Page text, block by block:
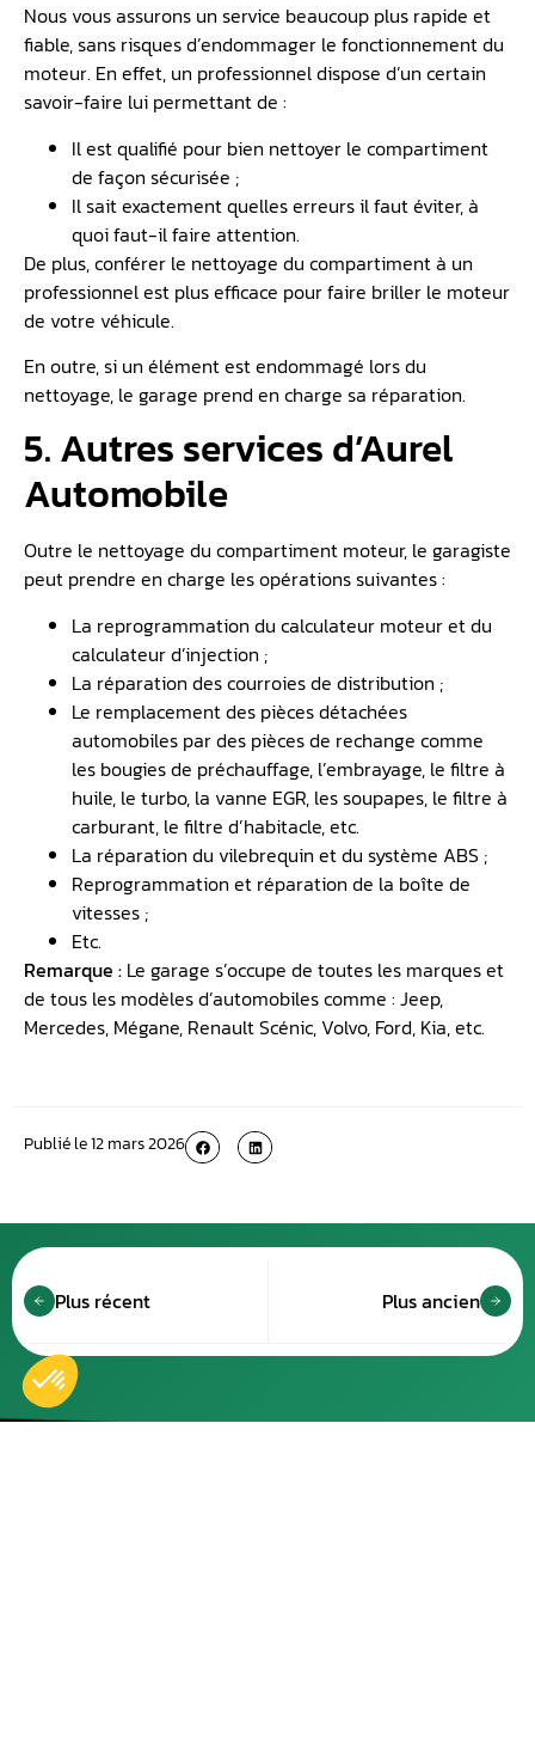
Nous vous assurons un service beaucoup plus rapide et
fiable, sans risques d’endommager le fonctionnement du
moteur. En effet, un professionnel dispose d’un certain
savoir-faire lui permettant de :
Il est qualifié pour bien nettoyer le compartiment
de façon sécurisée ;
Il sait exactement quelles erreurs il faut éviter, à
quoi faut-il faire attention.
De plus, conférer le nettoyage du compartiment à un
professionnel est plus efficace pour faire briller le moteur
de votre véhicule.
En outre, si un élément est endommagé lors du
nettoyage, le garage prend en charge sa réparation.
5. Autres services d’Aurel
Automobile
Outre le nettoyage du compartiment moteur, le garagiste
peut prendre en charge les opérations suivantes :
La reprogrammation du calculateur moteur et du
calculateur d’injection ;
La réparation des courroies de distribution ;
Le remplacement des pièces détachées
automobiles par des pièces de rechange comme
les bougies de préchauffage, l’embrayage, le filtre à
huile, le turbo, la vanne EGR, les soupapes, le filtre à
carburant, le filtre d’habitacle, etc.
La réparation du vilebrequin et du système ABS ;
Reprogrammation et réparation de la boîte de
vitesses ;
Etc.
Remarque : Le garage s’occupe de toutes les marques et
de tous les modèles d’automobiles comme : Jeep,
Mercedes, Mégane, Renault Scénic, Volvo, Ford, Kia, etc.
Publié le12 mars 2026
Plus récent Plus ancien